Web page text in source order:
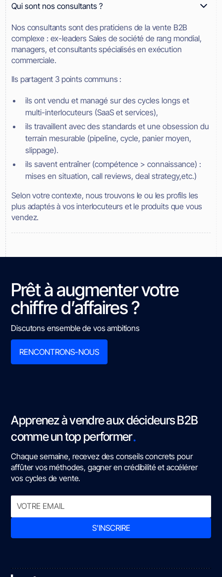
Qui sont nos consultants ?
Nos consultants sont des praticiens de la vente B2B
complexe : ex-leaders Sales de société de rang mondial,
managers, et consultants spécialisés en exécution
commerciale.
Ils partagent 3 points communs :
ils ont vendu et managé sur des cycles longs et
multi-interlocuteurs (SaaS et services),
ils travaillent avec des standards et une obsession du
terrain mesurable (pipeline, cycle, panier moyen,
slippage).
ils savent entraîner (compétence > connaissance) :
mises en situation, call reviews, deal strategy,etc.)
Selon votre contexte, nous trouvons le ou les profils les
plus adaptés à vos interlocuteurs et le produits que vous
vendez.
Prêt à augmenter votre
chiffre d’affaires ?
Discutons ensemble de vos ambitions
RENCONTRONS-NOUS
Apprenez à vendre aux décideurs B2B
comme un top performer.
Chaque semaine, recevez des conseils concrets pour
affûter vos méthodes, gagner en crédibilité et accélérer
vos cycles de vente.